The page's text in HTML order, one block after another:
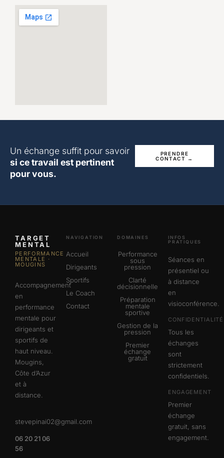
Un échange suffit pour savoir
si ce travail est pertinent
pour vous.
PRENDRE
CONTACT →
TARGET
MENTAL
PERFORMANCE
MENTALE ·
MOUGINS
Accompagnement
en
performance
mentale pour
dirigeants et
sportifs de
haut niveau.
Mougins,
Côte d’Azur
et à
distance.
stevepinai02@gmail.com
06 20 21 06
56
NAVIGATION
Accueil
Dirigeants
Sportifs
Le Coach
Contact
DOMAINES
Performance
sous
pression
Clarté
décisionnelle
Préparation
mentale
sportive
Gestion de la
pression
Premier
échange
gratuit
INFOS
PRATIQUES
Séances en
présentiel ou
à distance
en
visioconférence.
CONFIDENTIALITÉ
Tous les
échanges
sont
strictement
confidentiels.
ENGAGEMENT
Premier
échange
gratuit, sans
engagement.